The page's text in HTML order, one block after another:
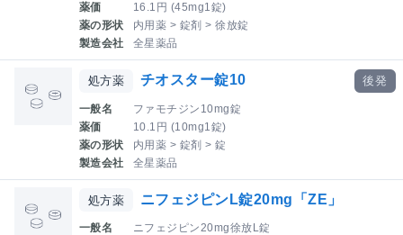
薬価
16.1円 (45mg1錠)
薬の形状
内用薬 > 錠剤 > 徐放錠
製造会社
全星薬品
処方薬 チオスター錠10
一般名
ファモチジン10mg錠
薬価
10.1円 (10mg1錠)
薬の形状
内用薬 > 錠剤 > 錠
製造会社
全星薬品
後発
処方薬 ニフェジピンL錠20mg「ZE」
一般名
ニフェジピン20mg徐放L錠